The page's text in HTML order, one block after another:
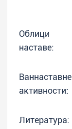
Облици
наставе:
Ваннаставне
активности:
Литература: